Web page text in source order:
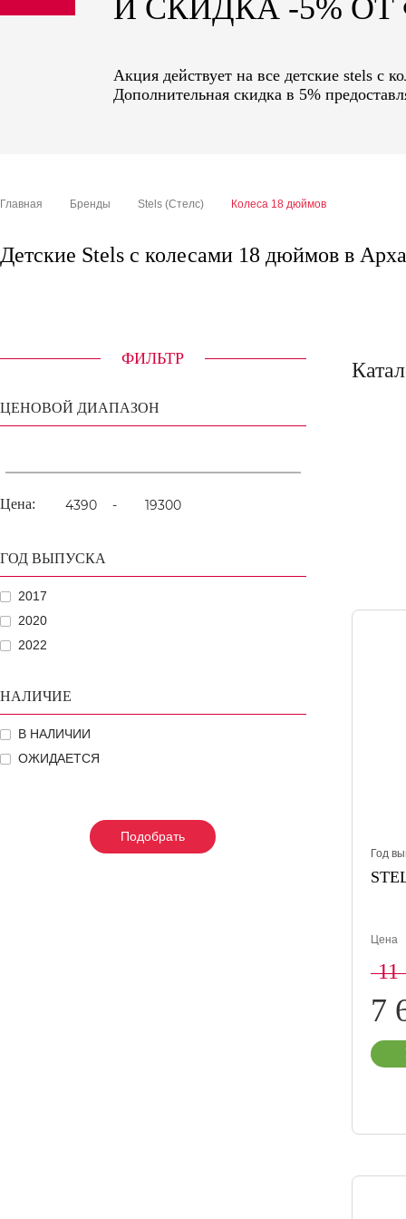
sale
И СКИДКА -5%
Акция действует на все детские stels с
Дополнительная скидка в 5%
Главная Бренды Stels (Стелс) Колеса 18 дюймов
Детские Stels с колесами 18 дюймов в
ФИЛЬТР
ЦЕНОВОЙ ДИАПАЗОН
Цена: -
ГОД ВЫПУСКА
2017
2020
2022
НАЛИЧИЕ
В НАЛИЧИИ
ОЖИДАЕТСЯ
Подобрать
Подобрать
Подобрать
Год
Цена
11
7